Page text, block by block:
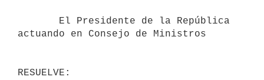
actuando en Consejo de Ministros